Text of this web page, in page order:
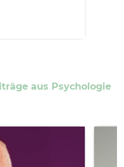
aus Psychologie